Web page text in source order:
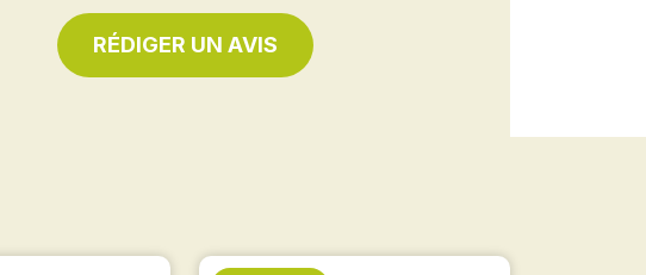
RÉDIGER UN AVIS